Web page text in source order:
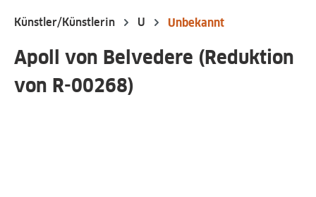
Künstler/Künstlerin U Unbekannt
Apoll von Belvedere (Reduktion
von R-00268)